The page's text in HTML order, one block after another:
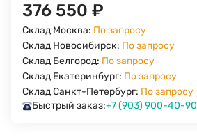
376 550 ₽
Склад Москва: По запросу
Склад Новосибирск: По запросу
Склад Белгород: По запросу
Склад Екатеринбург: По запросу
Склад Санкт-Петербург: По запросу
Быстрый заказ:+7 (903) 900-40-90